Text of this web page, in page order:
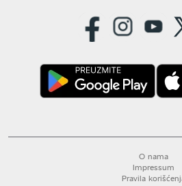
O nama
Impressum
Pravila